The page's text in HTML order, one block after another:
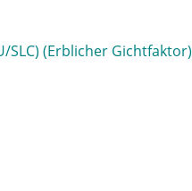
(Erblicher Gichtfaktor)